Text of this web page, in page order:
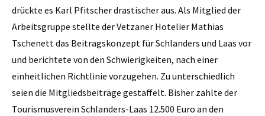
drückte es Karl ­Pfitscher drastischer aus. Als Mitglied der
Arbeitsgruppe stellte der Vetzaner Hotelier Mathias
Tschenett das Beitragskonzept für Schlanders und Laas vor
und berichtete von den Schwierigkeiten, nach einer
einheitlichen Richtlinie vorzugehen. Zu unterschiedlich
seien die Mitgliedsbeiträge gestaffelt. Bisher zahlte der
Tourismusverein Schlanders-Laas 12.500 Euro an den